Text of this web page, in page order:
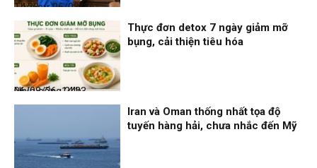
Thời sự
06/08/26, 14:28
Nhịp sống 24h
06/08/26, 14:23
Thực đơn detox 7 ngày giảm mỡ
bụng, cải thiện tiêu hóa
Iran và Oman thống nhất tọa độ
tuyến hàng hải, chưa nhắc đến Mỹ